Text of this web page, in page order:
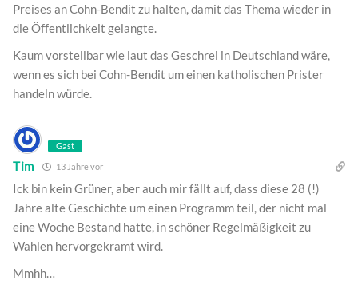
Preises an Cohn-Bendit zu halten, damit das Thema wieder in
die Öffentlichkeit gelangte.
Kaum vorstellbar wie laut das Geschrei in Deutschland wäre,
wenn es sich bei Cohn-Bendit um einen katholischen Prister
handeln würde.
Gast
Tim 13 Jahre vor
Ick bin kein Grüner, aber auch mir fällt auf, dass diese 28 (!)
Jahre alte Geschichte um einen Programm teil, der nicht mal
eine Woche Bestand hatte, in schöner Regelmäßigkeit zu
Wahlen hervorgekramt wird.
Mmhh…